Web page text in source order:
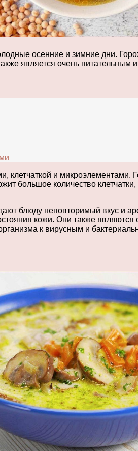
осенние и зимние дни.
является очень питательным
клетчаткой и
большое количество
блюду неповторимый вкус и
кожи. Они также являются
к вирусным и